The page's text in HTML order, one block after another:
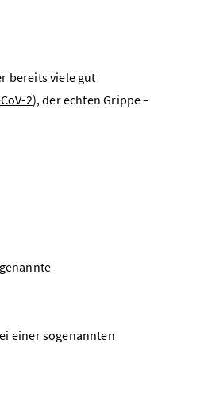
bereits viele gut
2), der echten Grippe –
einer sogenannten